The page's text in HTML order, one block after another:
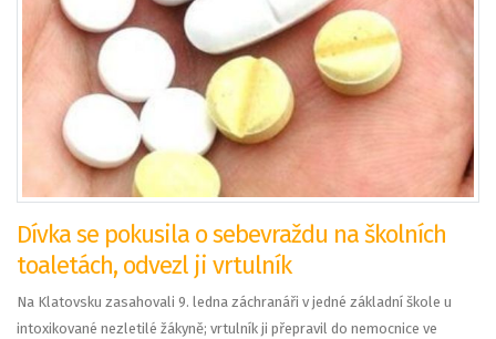
Dívka se pokusila o sebevraždu na školních
toaletách, odvezl ji vrtulník
Na Klatovsku zasahovali 9. ledna záchranáři v jedné základní škole u
intoxikované nezletilé žákyně; vrtulník ji přepravil do nemocnice ve